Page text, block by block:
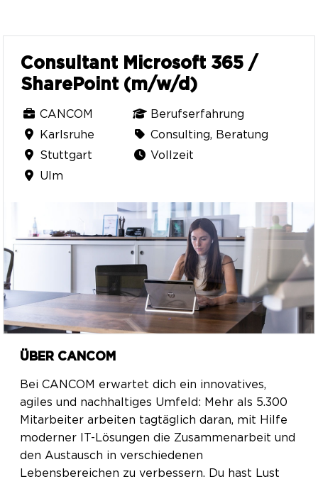
Consultant Microsoft 365 /
SharePoint (m/w/d)
CANCOM
Karlsruhe
Stuttgart
Ulm
Berufserfahrung
Consulting, Beratung
Vollzeit
ÜBER CANCOM
Bei CANCOM erwartet dich ein innovatives,
agiles und nachhaltiges Umfeld: Mehr als 5.300
Mitarbeiter arbeiten tagtäglich daran, mit Hilfe
moderner IT-Lösungen die Zusammenarbeit und
den Austausch in verschiedenen
Lebensbereichen zu verbessern. Du hast Lust